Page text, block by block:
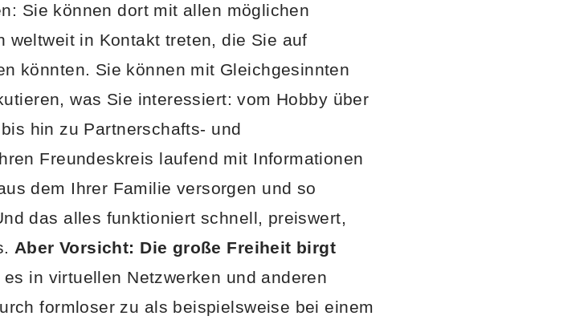
Sie können dort mit allen möglichen
weltweit in Kontakt treten, die Sie auf
könnten. Sie können mit Gleichgesinnten
was Sie interessiert: vom Hobby über
hin zu Partnerschafts- und
Freundeskreis laufend mit Informationen
dem Ihrer Familie versorgen und so
das alles funktioniert schnell, preiswert,
Aber Vorsicht: Die große Freiheit birgt
in virtuellen Netzwerken und anderen
formloser zu als beispielsweise bei einem